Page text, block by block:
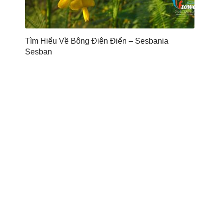
Tìm Hiểu Về Bông Điên Điển – Sesbania
Sesban